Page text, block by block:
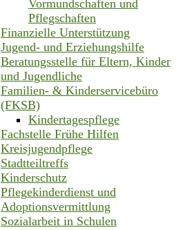
Vormundschaften und
Pflegschaften
Finanzielle Unterstützung
Jugend- und Erziehungshilfe
Beratungsstelle für Eltern, Kinder
und Jugendliche
Familien- & Kinderservicebüro
(FKSB)
Kindertagespflege
Fachstelle Frühe Hilfen
Kreisjugendpflege
Stadtteiltreffs
Kinderschutz
Pflegekinderdienst und
Adoptionsvermittlung
Sozialarbeit in Schulen